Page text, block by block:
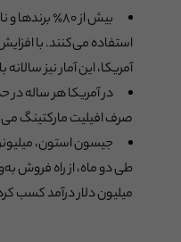
بیش از ۸۰٪
استفاده می‌کنند. با
آمریکا، این آمار نیز سالانه
صرف افیلیت مارکتینگ
میلیون دلار درآمد کسب